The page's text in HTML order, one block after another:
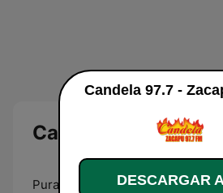
Candela 97.7 -
Pura lumbre DESCARGAR